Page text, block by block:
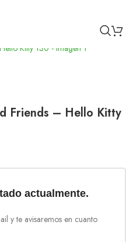
Friends – Hello Kitty
actualmente.
y te avisaremos en cuanto